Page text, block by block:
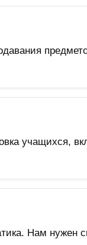
учащихся,
Нам нужен